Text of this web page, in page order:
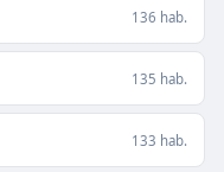
136 hab.
135 hab.
133 hab.